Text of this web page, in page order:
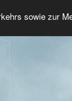
sowie zur